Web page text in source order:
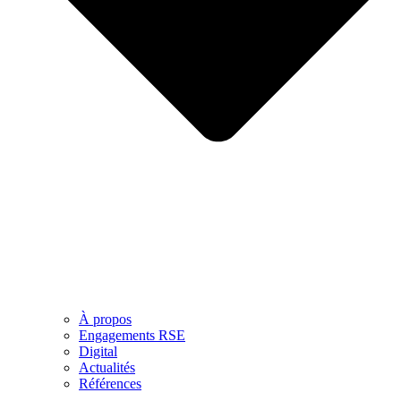
À propos
Engagements RSE
Digital
Actualités
Références